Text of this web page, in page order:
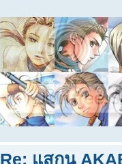
Re: แสกน